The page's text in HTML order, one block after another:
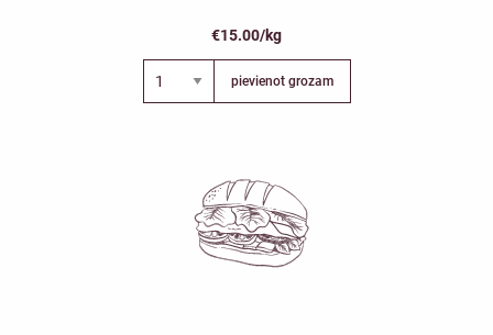
€15.00/kg
pievienot grozam